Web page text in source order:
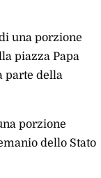
una porzione
piazza Papa
parte della
porzione
dello Stato